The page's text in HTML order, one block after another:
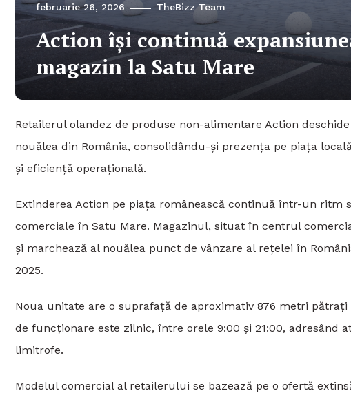
februarie 26, 2026 TheBizz Team
Action își continuă
magazin la Satu Mare
Retailerul olandez de produse non-alimentare Action
nouălea din România, consolidându-și prezența pe piața
și eficiență operațională.
Extinderea Action pe piața românească continuă într-un
comerciale în Satu Mare. Magazinul, situat în centrul
și marchează al nouălea punct de vânzare al rețelei în
2025.
Noua unitate are o suprafață de aproximativ 876 metri
de funcționare este zilnic, între orele 9:00 și 21:00, adresând
limitrofe.
Modelul comercial al retailerului se bazează pe o ofertă